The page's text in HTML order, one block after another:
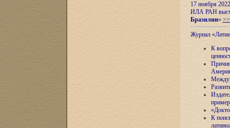
17 ноября
ИЛА РАН
Бразилии»
Журнал
К
К